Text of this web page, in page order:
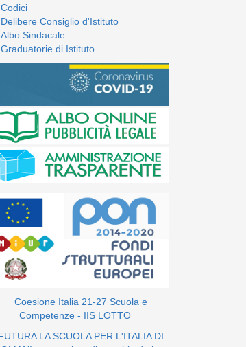
Codici
Delibere Consiglio d'Istituto
Albo Sindacale
Graduatorie di Istituto